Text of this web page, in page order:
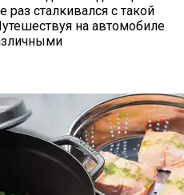
раз сталкивался с такой
на автомобиле